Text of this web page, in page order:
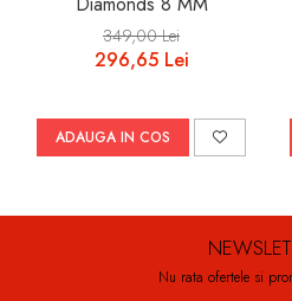
349,00 Lei
296,65 Lei
ADAUGA IN COS
Nu rata ofertele si